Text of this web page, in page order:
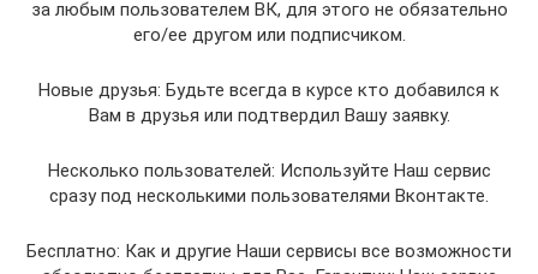
за любым пользователем ВК, для этого не обязательно
его/ее другом или подписчиком.
Новые друзья: Будьте всегда в курсе кто добавился к
Вам в друзья или подтвердил Вашу заявку.
Несколько пользователей: Используйте Наш сервис
сразу под несколькими пользователями Вконтакте.
Бесплатно: Как и другие Наши сервисы все возможности